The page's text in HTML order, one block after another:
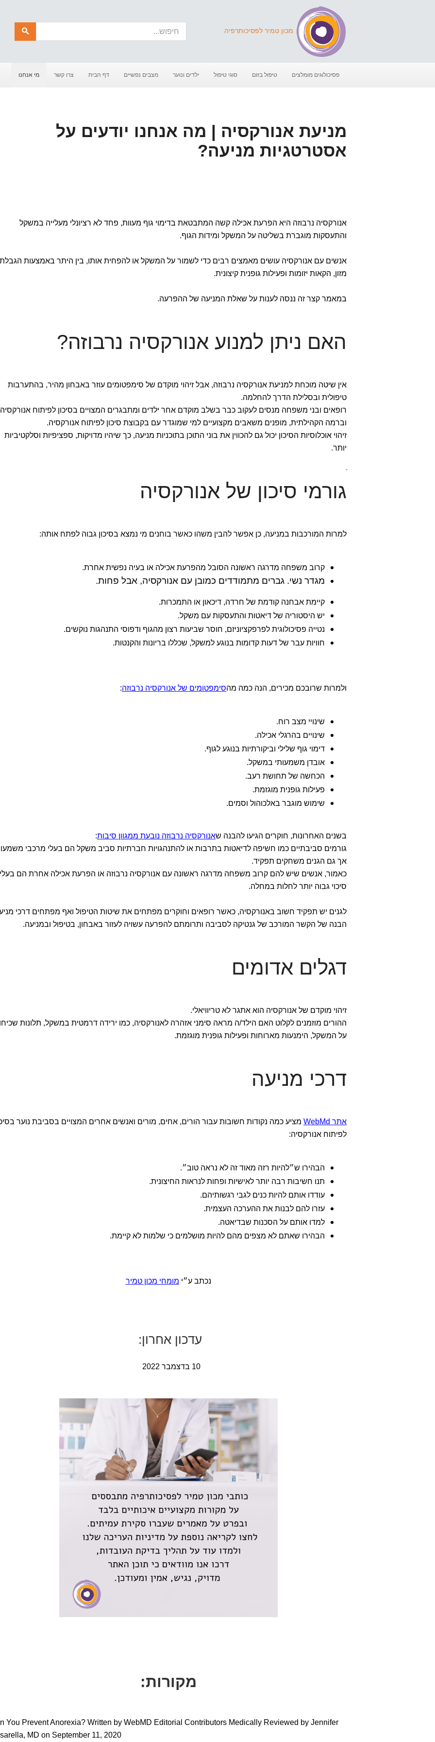
מכון טמיר לפסיכותרפיה
חיפוש
פסיכולוגים מומלצים טיפול בזום סוגי טיפול ילדים ונוער מצבים נפשיים דף הבית צרו קשר מי אנחנו
מניעת אנורקסיה | מה אנחנו יודעים על
אסטרטגיות מניעה?
אנורקסיה נרבוזה היא הפרעת אכילה קשה המתבטאת בדימוי גוף מעוות, פחד לא רציונלי מעלייה במשקל
והתעסקות מוגברת בשליטה על המשקל ומידות הגוף.
אנשים עם אנורקסיה עושים מאמצים רבים כדי לשמור על המשקל או להפחית אותו, בין היתר באמצעות הגבלת
מזון, הקאות יזומות ופעילות גופנית קיצונית.
במאמר קצר זה ננסה לענות על שאלת המניעה של ההפרעה.
האם ניתן למנוע אנורקסיה נרבוזה?
אין שיטה מוכחת למניעת אנורקסיה נרבוזה, אבל זיהוי מוקדם של סימפטומים עוזר באבחון מהיר, בהתערבות
טיפולית ובסלילת הדרך להחלמה.
רופאים ובני משפחה מנסים לעקוב כבר בשלב מוקדם אחר ילדים ומתבגרים המצויים בסיכון לפיתוח אנורקסיה
וברמה הקהילתית, מופנים משאבים מקצועיים למי שמוגדר עם בקבוצת סיכון לפיתוח אנורקסיה.
זיהוי אוכלוסיות הסיכון יכול גם להכווין את בוני התוכן בתוכניות מניעה, כך שיהיו מדויקות, ספציפיות וסלקטיביות
יותר.
גורמי סיכון של אנורקסיה
למרות המורכבות במניעה, כן אפשר להבין משהו כאשר בוחנים מי נמצא בסיכון גבוה לפתח אותה:
קרוב משפחה מדרגה ראשונה הסובל מהפרעת אכילה או בעיה נפשית אחרת.
מגדר נשי. גברים מתמודדים כמובן עם אנורקסיה, אבל פחות.
קיימת אבחנה קודמת של חרדה, דיכאון או התמכרות.
יש היסטוריה של דיאטות והתעסקות עם משקל.
נטייה פסיכולוגית לפרפקציוניזם, חוסר שביעות רצון מהגוף ודפוסי התנהגות נוקשים.
חוויות עבר של דעות קדומות בנוגע למשקל, שכללו בריונות והקנטות.
ולמרות שרובכם מכירים, הנה כמה מהסימפטומים של אנורקסיה נרבוזה:
שינויי מצב רוח.
שינויים בהרגלי אכילה.
דימוי גוף שלילי וביקורתיות בנוגע לגוף.
אובדן משמעותי במשקל.
הכחשה של תחושת רעב.
פעילות גופנית מוגזמת.
שימוש מוגבר באלכוהול וסמים.
בשנים האחרונות, חוקרים הגיעו להבנה שאנורקסיה נרבוזה נובעת ממגוון סיבות:
גורמים סביבתיים כמו חשיפה לדיאטות בתרבות או להתנהגויות חברתיות סביב משקל הם בעלי מרכבי
אך גם הגנים משחקים תפקיד.
כאמור, אנשים שיש להם קרוב משפחה מדרגה ראשונה עם אנורקסיה נרבוזה או הפרעת אכילה אחרת הם בעלי
סיכוי גבוה יותר לחלות במחלה.
לגנים יש תפקיד חשוב באנורקסיה, כאשר רופאים וחוקרים מפתחים את שיטות הטיפול ואף מפתחים דרכי
הבנה של הקשר המורכב של גנטיקה לסביבה ותרומתם להפרעה עשויה לעזור באבחון, בטיפול ובמניעה.
דגלים אדומים
זיהוי מוקדם של אנורקסיה הוא אתגר לא טריוויאלי.
ההורים מוזמנים לקלוט האם הילד/ה מראה סימני אזהרה לאנורקסיה, כמו ירידה דרמטית במשקל, תלונות
על המשקל, הימנעות מארוחות ופעילות גופנית מוגזמת.
דרכי מניעה
אתר WebMd
מציע כמה נקודות חשובות עבור הורים, אחים, מורים ואנשים אחרים המצויים בסביבת נוער
לפיתוח אנורקסיה:
הבהירו ש״להיות רזה מאוד זה לא נראה טוב״.
תנו חשיבות רבה יותר לאישיות ופחות לנראות החיצונית.
עודדו אותם להיות כנים לגבי רגשותיהם.
עזרו להם לבנות את ההערכה העצמית.
למדו אותם על הסכנות שבדיאטה.
הבהירו שאתם לא מצפים מהם להיות מושלמים כי שלמות לא קיימת.
נכתב ע״י מומחי מכון טמיר
עדכוןאחרון:
10 בדצמבר 2022
מקורות:
You Prevent Anorexia? Written by WebMD Editorial Contributors Medically Reviewed by Jennifer
MD on September 11, 2020